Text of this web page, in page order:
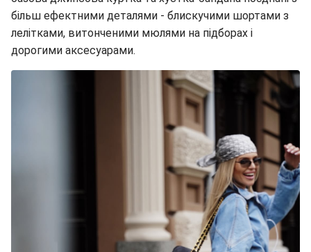
більш ефектними деталями - блискучими шортами з
лелітками, витонченими мюлями на підборах і
дорогими аксесуарами.